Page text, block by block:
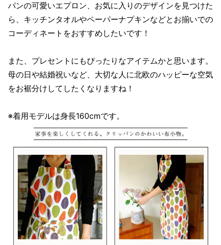
パンの可愛いエプロン、お気に入りのデザインを見つけた
ら、キッチンタオルやペーパーナプキンなどとお揃いでの
コーディネートをおすすめしたいです！
また、プレセントにもぴったりなアイテムかと思います。
母の日や結婚祝いなど、大切な人に北欧のハッピーな空気
をお裾分けしてしたくなりますね！
※着用モデルは身長160cmです。